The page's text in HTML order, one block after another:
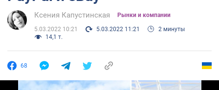
Ксения Капустинская Рынки и компании
5.03.2022 10:21 5.03.2022 11:21
2 минуты
14,1 т.
68